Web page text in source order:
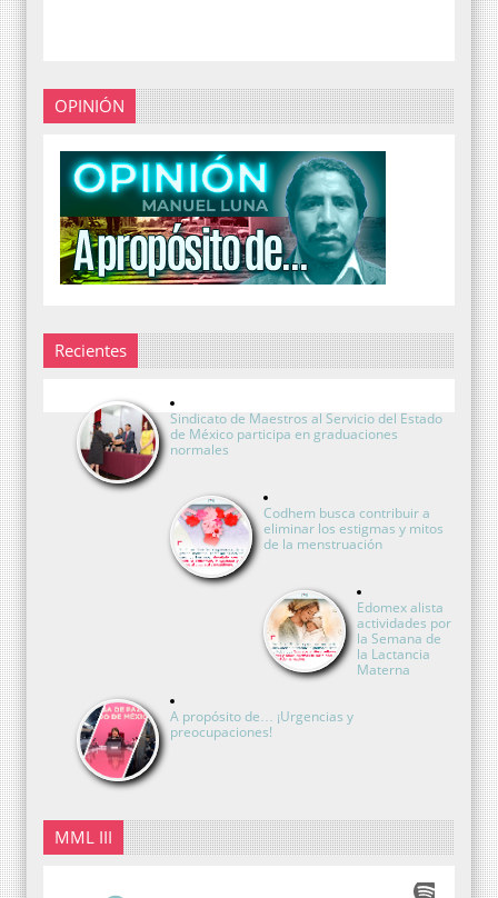
OPINIÓN
Recientes
Sindicato de Maestros al Servicio del Estado
de México participa en graduaciones
normales
Codhem busca contribuir a
eliminar los estigmas y mitos
de la menstruación
Edomex alista
actividades por
la Semana de
la Lactancia
Materna
A propósito de… ¡Urgencias y
preocupaciones!
MML III